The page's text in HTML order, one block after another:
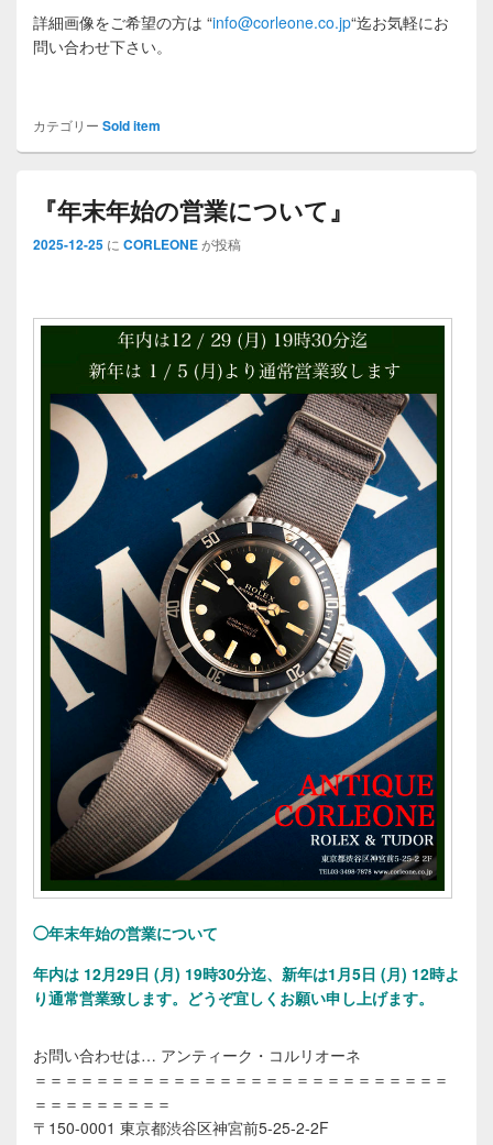
詳細画像をご希望の方は “info@corleone.co.jp“迄お気軽にお
問い合わせ下さい。
カテゴリー Sold item
『年末年始の営業について』
2025-12-25 に CORLEONEが投稿
◯年末年始の営業について
年内は 12月29日 (月) 19時30分迄、新年は1月5日 (月) 12時よ
り通常営業致します。 どうぞ宜しくお願い申し上げます。
お問い合わせは… アンティーク・コルリオーネ
＝＝＝＝＝＝＝＝＝＝＝＝＝＝＝＝＝＝＝＝＝＝＝＝＝＝＝
＝＝＝＝＝＝＝＝＝
〒150-0001 東京都渋谷区神宮前5-25-2-2F